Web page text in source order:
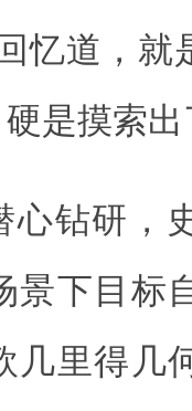
忆道，就
是摸索
心钻研，
景下目标
几里得几